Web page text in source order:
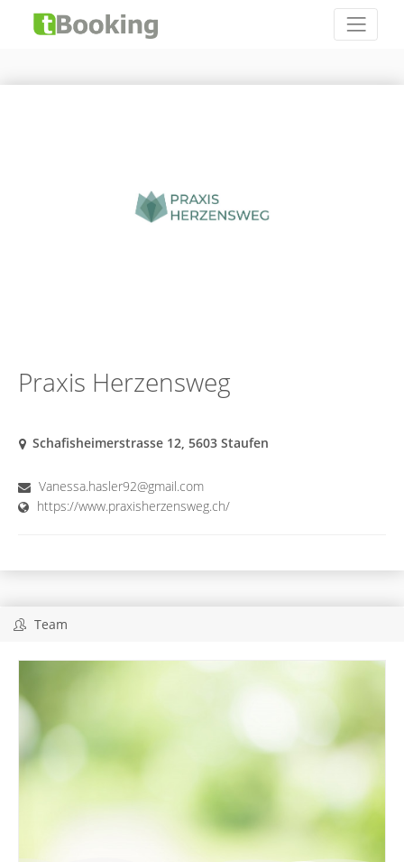
Praxis Herzensweg
Schafisheimerstrasse 12, 5603 Staufen
Vanessa.hasler92@gmail.com
https://www.praxisherzensweg.ch/
Team